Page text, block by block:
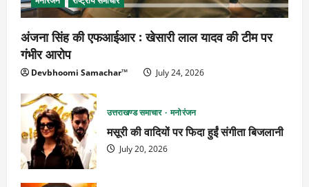
अंजना सिंह की एफआईआर : खेसारी लाल यादव की टीम पर
गंभीर आरोप
Devbhoomi Samachar™ July 24, 2026
उत्तराखण्ड समाचार मनोरंजन
मसूरी की वादियों पर फिदा हुईं संगीता बिजलानी
July 20, 2026